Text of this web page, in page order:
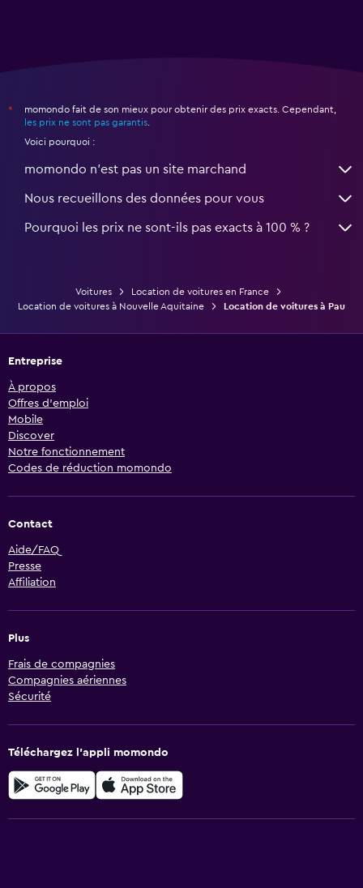
*
momondo fait de son mieux pour obtenir des prix exacts. Cependant,
les prix ne sont pas garantis
Voici pourquoi :
momondo n'est pas un site marchand
Nous recueillons des données pour vous
Pourquoi les prix ne sont-ils pas exacts à 100 % ?
Voitures
Location de voitures en France
Location de voitures à Nouvelle Aquitaine
Location de voitures à Pau
Entreprise
À propos
Offres d’emploi
Mobile
Discover
Notre fonctionnement
Codes de réduction momondo
Contact
Aide/FAQ
Presse
Affiliation
Plus
Frais de compagnies
Compagnies aériennes
Sécurité
Téléchargez l’appli momondo